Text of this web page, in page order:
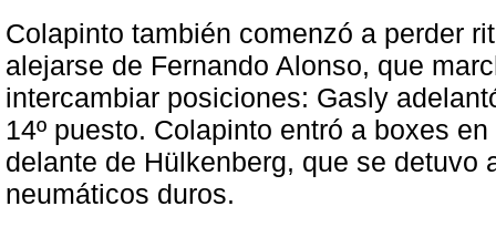
Colapinto también comenzó a perder
alejarse de Fernando Alonso, que
intercambiar posiciones: Gasly
14º puesto. Colapinto entró a boxes
delante de Hülkenberg, que se detuvo
neumáticos duros.